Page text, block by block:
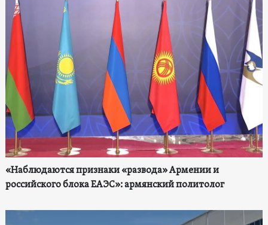
«Наблюдаются признаки «развода» Армении и
российского блока ЕАЭС»: армянский политолог